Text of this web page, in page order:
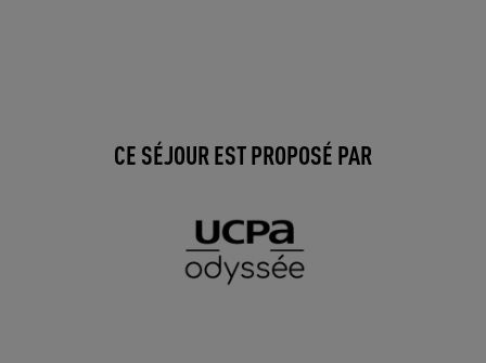
CE SÉJOUR EST PROPOSÉ PAR